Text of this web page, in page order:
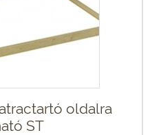
oldalra
ST